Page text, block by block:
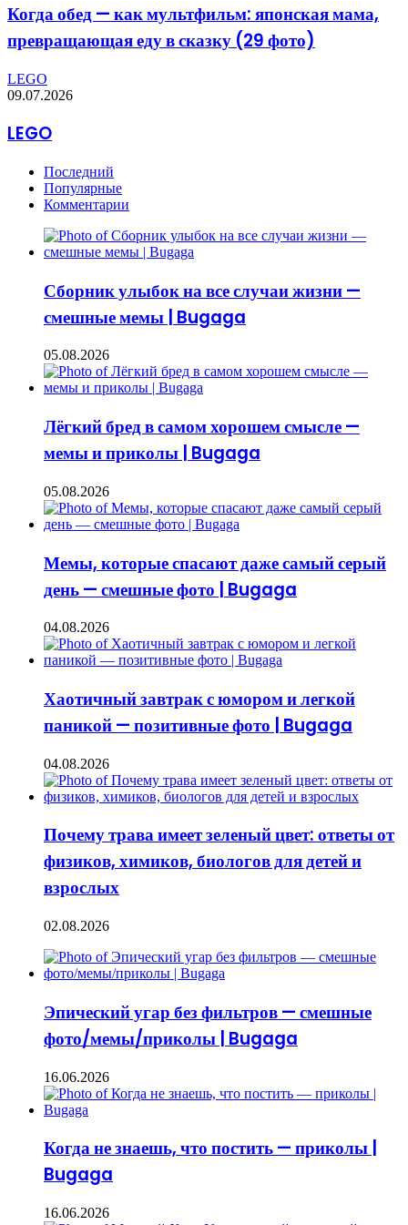
Когда обед — как мультфильм: японская мама,
превращающая еду в сказку (29 фото)
LEGO
09.07.2026
LEGO
Последний
Популярные
Комментарии
Сборник улыбок на все случаи жизни —
смешные мемы | Bugaga
05.08.2026
Лёгкий бред в самом хорошем смысле —
мемы и приколы | Bugaga
05.08.2026
Мемы, которые спасают даже самый серый
день — смешные фото | Bugaga
04.08.2026
Хаотичный завтрак с юмором и легкой
паникой — позитивные фото | Bugaga
04.08.2026
Почему трава имеет зеленый цвет: ответы от
физиков, химиков, биологов для детей и
взрослых
02.08.2026
Эпический угар без фильтров — смешные
фото/мемы/приколы | Bugaga
16.06.2026
Когда не знаешь, что постить — приколы |
Bugaga
16.06.2026